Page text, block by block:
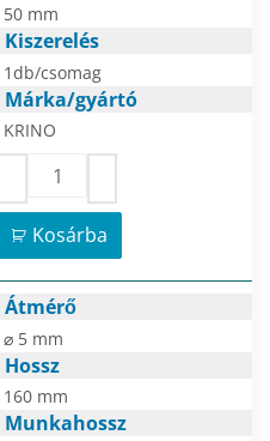
50 mm
Kiszerelés
1db/csomag
Márka/gyártó
KRINO
Kosárba
Átmérő
⌀ 5 mm
Hossz
160 mm
Munkahossz